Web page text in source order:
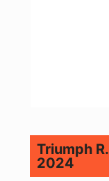
Triumph
2024